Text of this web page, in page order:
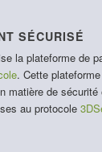
SÉCURISÉ
la plateforme de
. Cette
matière de
au protocole